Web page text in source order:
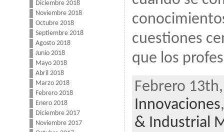
Diciembre 2018
Noviembre 2018
Octubre 2018
Septiembre 2018
Agosto 2018
Junio 2018
Mayo 2018
Abril 2018
Marzo 2018
Febrero 2018
Enero 2018
Diciembre 2017
Noviembre 2017
cuestiones
que los
Febrero
Innovaciones
& Industrial